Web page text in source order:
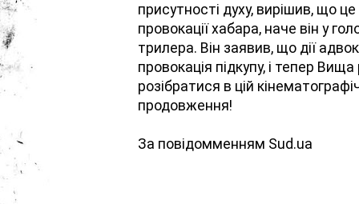
присутності духу, вирішив, що
провокації хабара, наче він у
трилера. Він заявив, що дії
провокація підкупу, і тепер
розібратися в цій
продовження!
За повідомменням Sud.ua